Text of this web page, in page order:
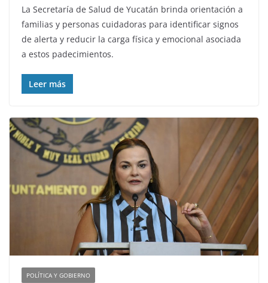
La Secretaría de Salud de Yucatán brinda orientación a
familias y personas cuidadoras para identificar signos
de alerta y reducir la carga física y emocional asociada
a estos padecimientos.
Leer más
POLÍTICA Y GOBIERNO